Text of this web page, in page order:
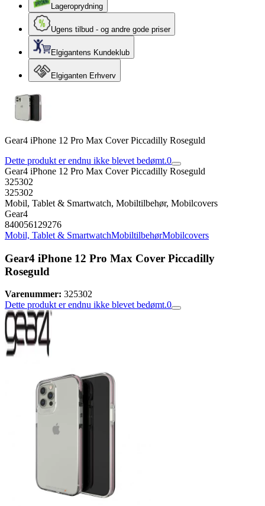
Lageroprydning
Ugens tilbud - og andre gode priser
Elgigantens Kundeklub
Elgiganten Erhverv
Gear4 iPhone 12 Pro Max Cover Piccadilly Roseguld
Dette produkt er endnu ikke blevet bedømt.0
Gear4 iPhone 12 Pro Max Cover Piccadilly Roseguld
325302
325302
Mobil, Tablet & Smartwatch, Mobiltilbehør, Mobilcovers
Gear4
840056129276
Mobil, Tablet & SmartwatchMobiltilbehørMobilcovers
Gear4 iPhone 12 Pro Max Cover Piccadilly
Roseguld
Varenummer: 325302
Dette produkt er endnu ikke blevet bedømt.0